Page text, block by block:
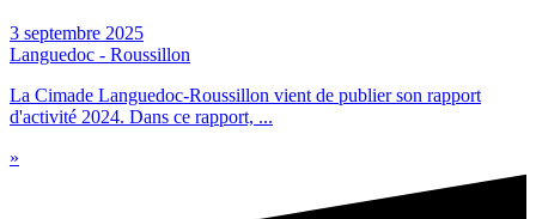
3 septembre 2025
Languedoc - Roussillon
La Cimade Languedoc-Roussillon vient de publier son rapport
d'activité 2024. Dans ce rapport, ...
»